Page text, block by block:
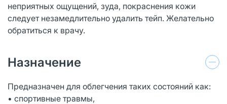
неприятных ощущений, зуда, покраснения кожи
следует незамедлительно удалить тейп. Желательно
обратиться к врачу.
Назначение
Предназначен для облегчения таких состояний как:
• спортивные травмы,